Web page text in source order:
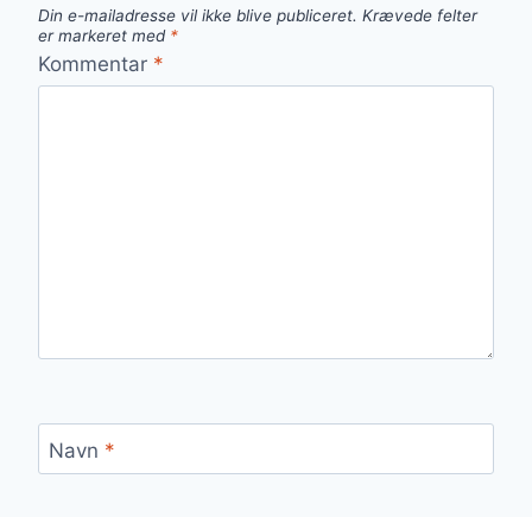
Din e-mailadresse vil ikke blive publiceret. Krævede felter
er markeret med *
Kommentar *
Navn *